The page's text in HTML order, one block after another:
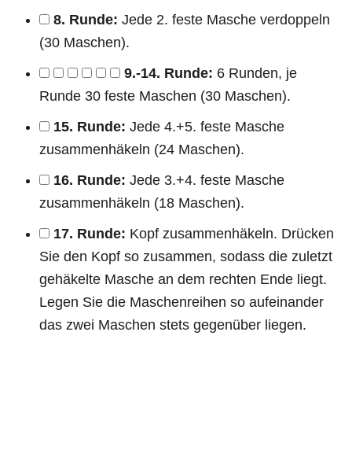
8. Runde: Jede 2. feste Masche verdoppeln
(30 Maschen).
9.-14. Runde: 6 Runden, je
Runde 30 feste Maschen (30 Maschen).
15. Runde: Jede 4.+5. feste Masche
zusammenhäkeln (24 Maschen).
16. Runde: Jede 3.+4. feste Masche
zusammenhäkeln (18 Maschen).
17. Runde: Kopf zusammenhäkeln. Drücken
Sie den Kopf so zusammen, sodass die zuletzt
gehäkelte Masche an dem rechten Ende liegt.
Legen Sie die Maschenreihen so aufeinander
das zwei Maschen stets gegenüber liegen.